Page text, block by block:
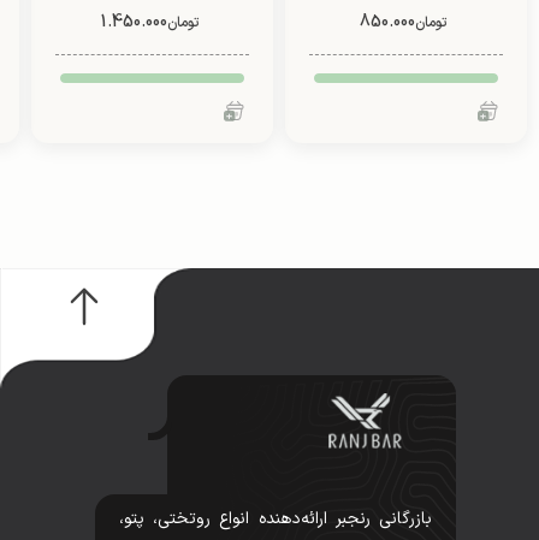
فانتزی (یک نفره/ دو نفره)
تومان850.000 تومان1.450.000
بازرگانی رنجبر ارائه‌دهنده انواع روتختی، پتو،